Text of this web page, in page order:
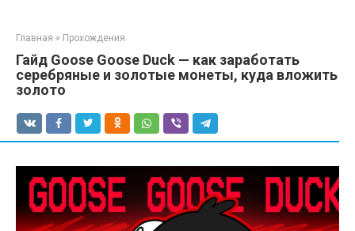
Главная » Прохождения
Гайд Goose Goose Duck — как заработать
серебряные и золотые монеты, куда вложить
золото